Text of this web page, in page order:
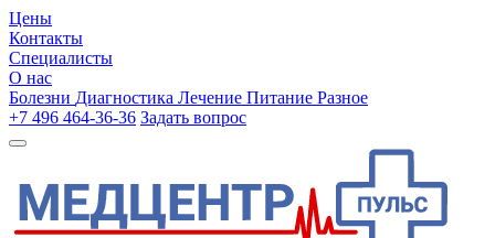
Цены
Контакты
Специалисты
О нас
Болезни Диагностика Лечение Питание Разное
+7 496 464-36-36 Задать вопрос